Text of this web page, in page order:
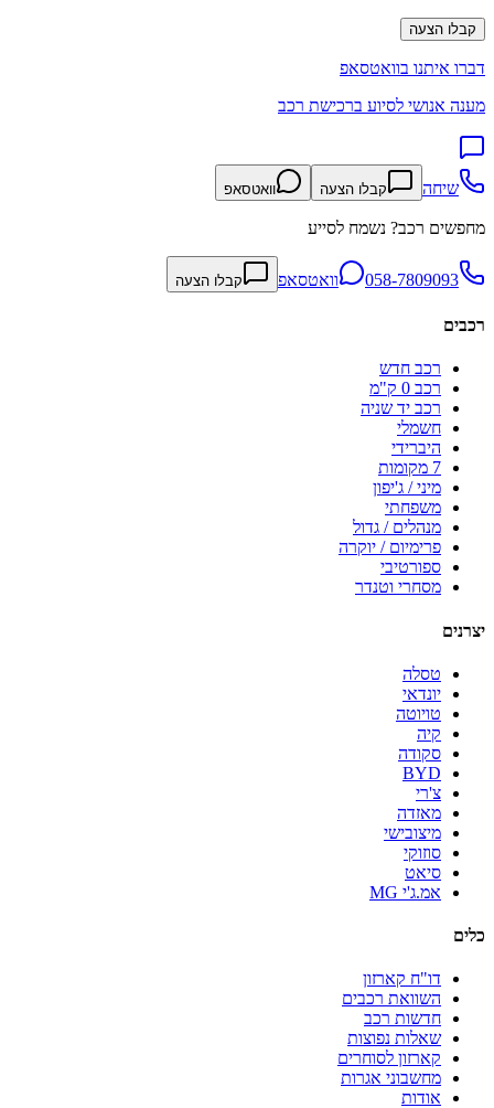
קבלו הצעה
דברו איתנו בוואטסאפ
מענה אנושי לסיוע ברכישת רכב
שיחה קבלו הצעה וואטסאפ
מחפשים רכב? נשמח לסייע
058-7809093 וואטסאפ קבלו הצעה
רכבים
רכב חדש
רכב 0 ק"מ
רכב יד שניה
חשמלי
היברידי
7 מקומות
מיני / ג'יפון
משפחתי
מנהלים / גדול
פרימיום / יוקרה
ספורטיבי
מסחרי וטנדר
יצרנים
טסלה
יונדאי
טויוטה
קיה
סקודה
BYD
צ'רי
מאזדה
מיצובישי
סוזוקי
סיאט
אמ.ג'י MG
כלים
דו"ח קארזון
השוואת רכבים
חדשות רכב
שאלות נפוצות
קארזון לסוחרים
מחשבוני אגרות
אודות